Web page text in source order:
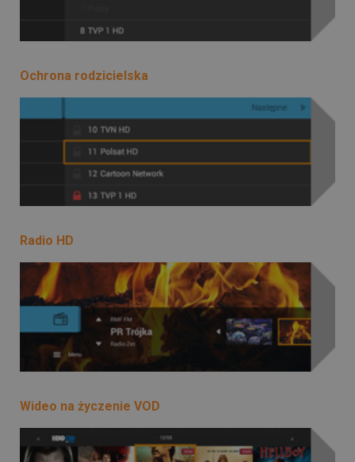
Ochrona rodzicielska
Radio HD
Wideo na życzenie VOD